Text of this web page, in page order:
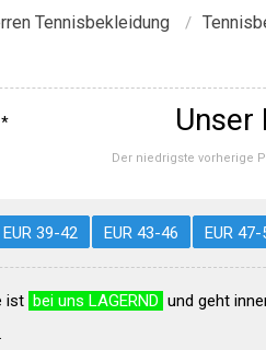
Tennisbekleidung /
* Unser
Der niedrigste vorherige
EUR 39-42 EUR 43-46 EUR 47-
ist bei uns LAGERND und geht